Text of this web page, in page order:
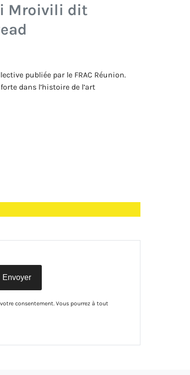
Mroivili dit
publiée par le FRAC Réunion.
dans l’histoire de l’art
Envoyer
consentement. Vous pourrez à tout